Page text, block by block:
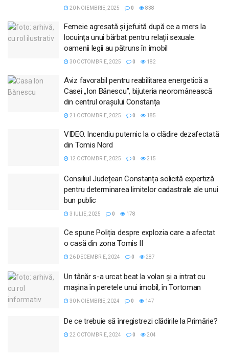
20 NOIEMBRIE, 2025 0 838
Femeie agresată și jefuită după ce a mers la
locuința unui bărbat pentru relații sexuale:
oamenii legii au pătruns în imobil
30 OCTOMBRIE, 2025 0 182
Aviz favorabil pentru reabilitarea energetică a
Casei „Ion Bănescu”, bijuteria neoromânească
din centrul orașului Constanța
21 OCTOMBRIE, 2025 0 185
VIDEO. Incendiu puternic la o clădire dezafectată
din Tomis Nord
12 OCTOMBRIE, 2025 0 215
Consiliul Județean Constanța solicită expertiză
pentru determinarea limitelor cadastrale ale unui
bun public
3 IULIE, 2025 0 178
Ce spune Poliția despre explozia care a afectat
o casă din zona Tomis II
26 DECEMBRIE, 2024 0 287
Un tânăr s-a urcat beat la volan și a intrat cu
mașina în peretele unui imobil, în Tortoman
30 NOIEMBRIE, 2024 0 147
De ce trebuie să înregistrezi clădirile la Primărie?
22 OCTOMBRIE, 2024 0 204